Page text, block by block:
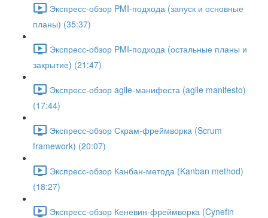
Экспресс-обзор PMI-подхода (запуск и основные
планы) (35:37)
Экспресс-обзор PMI-подхода (остальные планы и
закрытие) (21:47)
Экспресс-обзор agile-манифеста (agile manifesto)
(17:44)
Экспресс-обзор Скрам-фреймворка (Scrum
framework) (20:07)
Экспресс-обзор Канбан-метода (Kanban method)
(18:27)
Экспресс-обзор Кеневин-фреймворка (Cynefin